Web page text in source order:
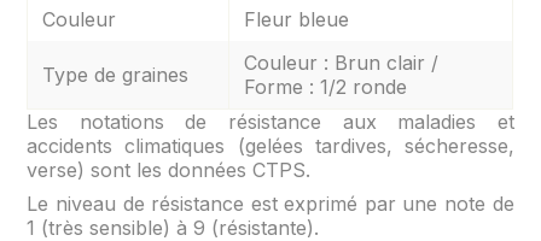
Couleur
Fleur bleue
Type de graines
Couleur : Brun clair /
Forme : 1/2 ronde
Les notations de résistance aux maladies et
accidents climatiques (gelées tardives, sécheresse,
verse) sont les données CTPS.
Le niveau de résistance est exprimé par une note de
1 (très sensible) à 9 (résistante).